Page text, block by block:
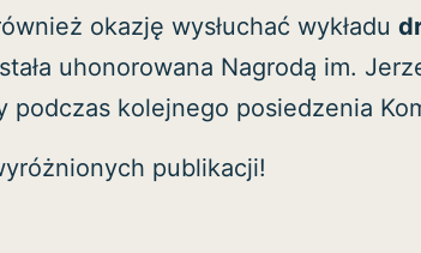
okazję wysłuchać wykładu
uhonorowana Nagrodą im.
podczas kolejnego posiedzenia
publikacji!